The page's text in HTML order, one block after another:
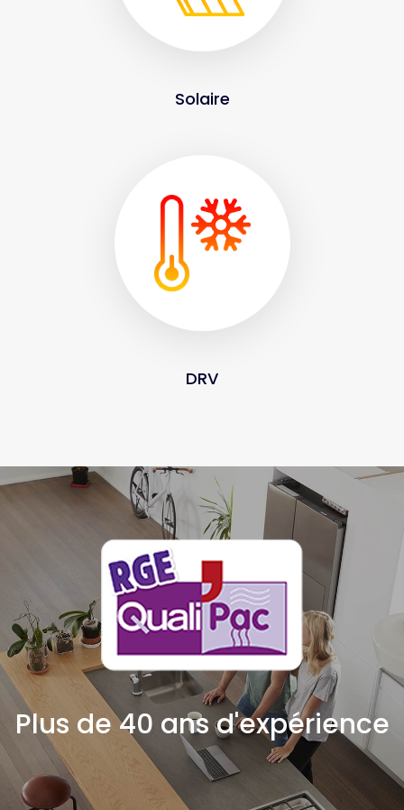
Solaire
DRV
Plus de 40 ans d'expérience